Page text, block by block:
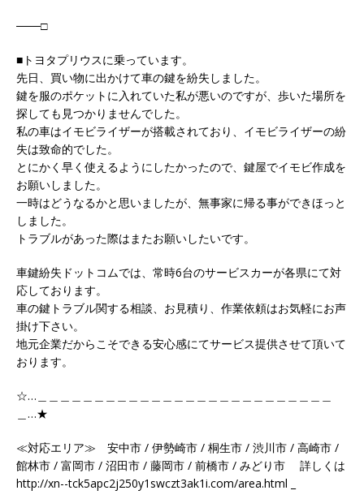
───□
■トヨタプリウスに乗っています。
先日、買い物に出かけて車の鍵を紛失しました。
鍵を服のポケットに入れていた私が悪いのですが、歩いた場所を
探しても見つかりませんでした。
私の車はイモビライザーが搭載されており、イモビライザーの紛
失は致命的でした。
とにかく早く使えるようにしたかったので、鍵屋でイモビ作成を
お願いしました。
一時はどうなるかと思いましたが、無事家に帰る事ができほっと
しました。
トラブルがあった際はまたお願いしたいです。
車鍵紛失ドットコムでは、常時6台のサービスカーが各県にて対
応しております。
車の鍵トラブル関する相談、お見積り、作業依頼はお気軽にお声
掛け下さい。
地元企業だからこそできる安心感にてサービス提供させて頂いて
おります。
☆…＿＿＿＿＿＿＿＿＿＿＿＿＿＿＿＿＿＿＿＿＿＿＿＿＿＿
＿…★
≪対応エリア≫ 安中市 / 伊勢崎市 / 桐生市 / 渋川市 / 高崎市 /
館林市 / 富岡市 / 沼田市 / 藤岡市 / 前橋市 / みどり市 詳しくは
http://xn--tck5apc2j250y1swczt3ak1i.com/area.html _